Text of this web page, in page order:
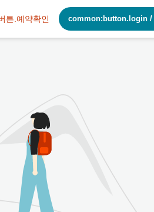
튼.예약확인 common:button.login /